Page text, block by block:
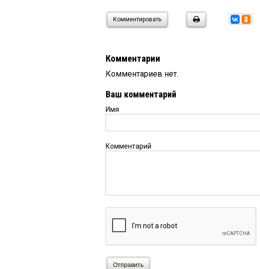
Комментировать
Комментарии
Комментариев нет.
Ваш комментарий
Имя
Комментарий
Отправить